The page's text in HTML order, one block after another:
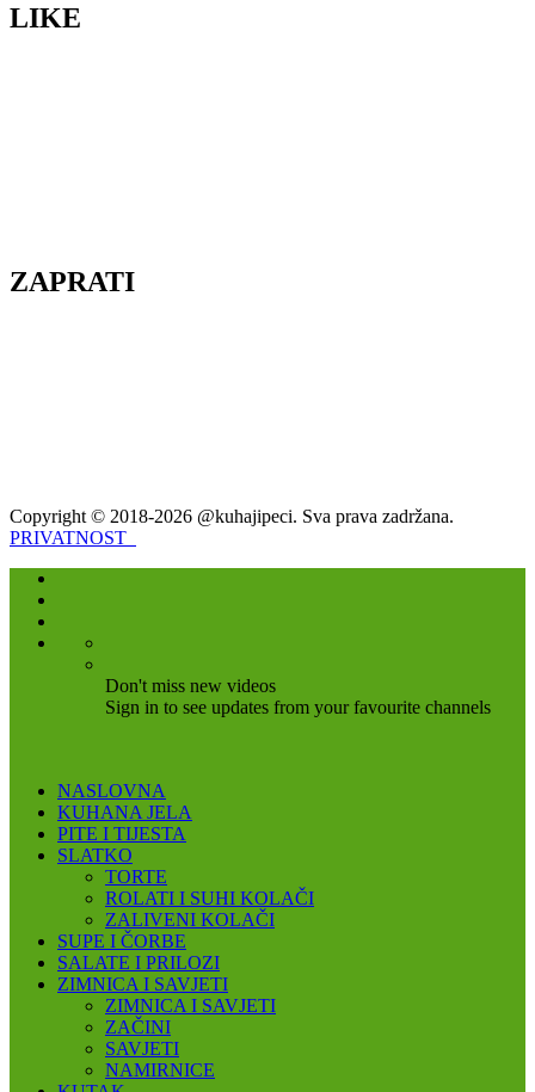
LIKE
ZAPRATI
Copyright © 2018-2026 @kuhajipeci. Sva prava zadržana.
PRIVATNOST
Don't miss new videos
Sign in to see updates from your favourite channels
NASLOVNA
KUHANA JELA
PITE I TIJESTA
SLATKO
TORTE
ROLATI I SUHI KOLAČI
ZALIVENI KOLAČI
SUPE I ČORBE
SALATE I PRILOZI
ZIMNICA I SAVJETI
ZIMNICA I SAVJETI
ZAČINI
SAVJETI
NAMIRNICE